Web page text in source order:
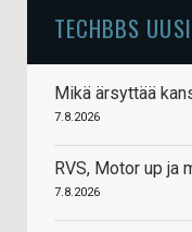
TECHBBS
Mikä ärsyttää
7.8.2026
RVS, Motor up ja
7.8.2026